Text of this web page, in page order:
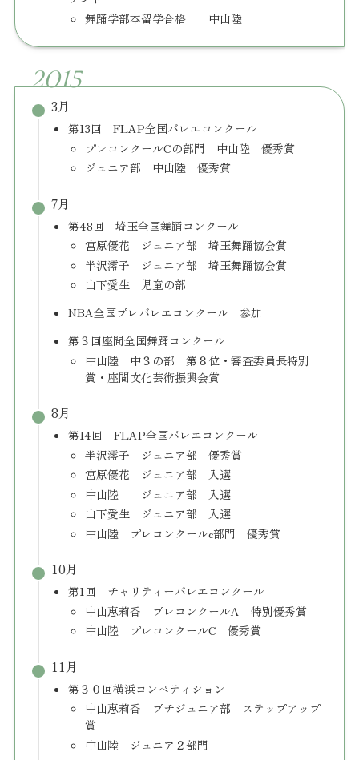
舞踊学部本留学合格 中山陸
2015
3月
第13回 FLAP全国バレエコンクール
プレコンクールCの部門 中山陸 優秀賞
ジュニア部 中山陸 優秀賞
7月
第48回 埼玉全国舞踊コンクール
宮原優花 ジュニア部 埼玉舞踊協会賞
半沢澪子 ジュニア部 埼玉舞踊協会賞
山下愛生 児童の部
NBA全国プレバレエコンクール​ 参加
第３回座間全国舞踊コンクール
中山陸 中３の部 第８位・審査委員長特別
賞・座間文化芸術振興会賞
8月
第14回 FLAP全国バレエコンクール
半沢澪子 ジュニア部 優秀賞
宮原優花 ジュニア部 入選
中山陸 ジュニア部 入選
山下愛生 ジュニア部 入選
中山陸 プレコンクールc部門 優秀賞
10月
第1回 チャリティーバレエコンクール
​中山恵莉香 プレコンクールA 特別優秀賞
中山陸 プレコンクールC 優秀賞
11月
第３０回横浜コンペティション
中山恵莉香 プチジュニア部 ステップアップ
賞
中山陸 ジュニア２部門